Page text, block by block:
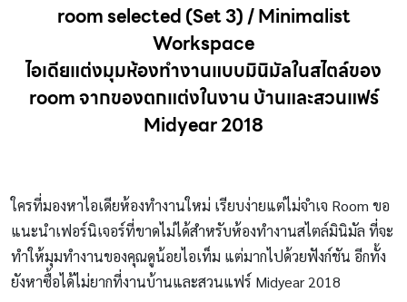
room selected (Set 3) /Minimalist
Workspace
ไอเดียแต่งมุมห้องทำงานแบบมินิมัลในสไตล์ของ
room จากของตกแต่งในงาน บ้านและสวนแฟร์
Midyear 2018
ใครที่มองหาไอเดียห้องทำงานใหม่ เรียบง่ายแต่ไม่จำเจ Room ขอ
แนะนำเฟอร์นิเจอร์ที่ขาดไม่ได้สำหรับห้องทำงานสไตล์มินิมัล ที่จะ
ทำให้มุมทำงานของคุณดูน้อยไอเท็ม แต่มากไปด้วยฟังก์ชัน อีกทั้ง
ยังหาซื้อได้ไม่ยากที่งานบ้านและสวนแฟร์ Midyear 2018